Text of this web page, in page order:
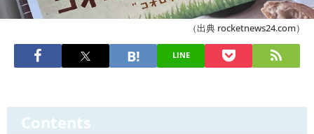
（出典 rocketnews24.com）
LINE
Contents